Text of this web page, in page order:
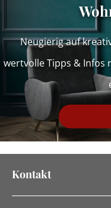
Neugierig auf
wertvolle Tipps & Infos
Kontakt